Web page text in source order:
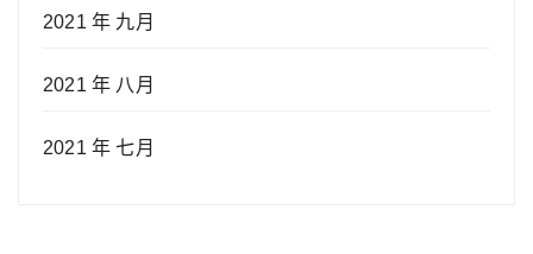
2021 年 九月
2021 年 八月
2021 年 七月